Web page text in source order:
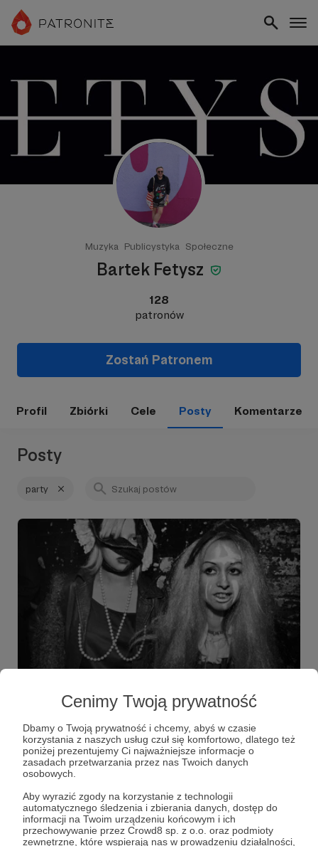
Cenimy Twoją prywatność
Dbamy o Twoją prywatność i chcemy, abyś w czasie
korzystania z naszych usług czuł się komfortowo, dlatego też
poniżej prezentujemy Ci najważniejsze informacje o
zasadach przetwarzania przez nas Twoich danych
osobowych.
Aby wyrazić zgody na korzystanie z technologii
automatycznego śledzenia i zbierania danych, dostęp do
informacji na Twoim urządzeniu końcowym i ich
przechowywanie przez Crowd8 sp. z o.o. oraz podmioty
zewnętrzne, które wspierają nas w prowadzeniu działalności,
Muzyka Publicystyka Społeczne
Bartek Fetysz
128
patronów
Zostań Patronem
Profil Zbiórki Cele Posty Komentarze
Posty
party
23.01.2026 Brak komentarzy
DZIENNIKI LONDYŃSKIE: TECHNO (2011).
drzwi jakiejś speluny. Okazuje się toto klubem na jakimś
zadupiu. Wjazd: 15 funtów. Wchodzę, a tam TECHNO.
Także, wiedziałem, że COŚ SIĘ DZIEJE. Ogarniam
wzrokiem salę, 40% drag queens lub innych dziwactw,
40% półnagich samców, 20% w miarę normalnych ludzi,
jak zepsuta żarówka. Światła przygaszone, kurwa, gdzie ja
jestem, chyba jak Alicję wypierdoliło mnie do jakiegoś
bunkra zamiast do Krainy Czarów. Była to prędzej nora
koszmarów. Nocnych i porannych jednocześnie. Trans.
Bartek Fetysz Dzienniki Londyńskie techno